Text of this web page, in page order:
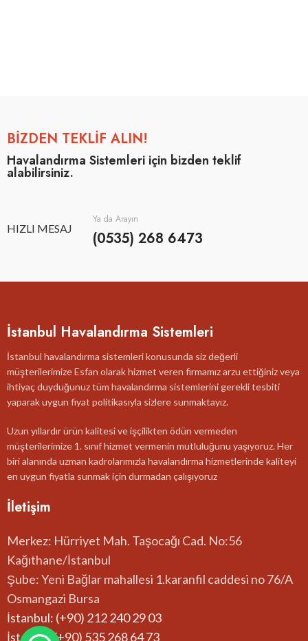
BİZDEN TEKLİF ALIN!
Havalandırma Sistemleri için bizden teklif
alabilirsiniz.
HIZLI MESAJ
Ya da Arayın
(0535) 268 6473
İstanbul Havalandırma Sistemleri
İstanbul havalandırma sistemleri konusunda siz değerli
müşterilerimize Esfan olarak hizmet veren firmamız arzu ettiğiniz veya
ihtiyaç duyduğunuz tüm havalandırma sistemlerini gerekli tesbiti
yaparak uygun fiyat politikasıyla sizlere sunmaktayız.
Uzun yıllardır ürün kalitesi ve işçilikten ödün vermeden
müşterilerimize 1. sınıf hizmet vermenin mutluluğunu yaşıyoruz. Her
biri alanında uzman kadrolarımızla havalandırma hizmetlerinde kaliteyi
en uygun fiyatla sunmak için durmadan çalışıyoruz
İletişim
Merkez: Hürriyet Mah. Taşocağı Cad. No:56
Kağıthane/İstanbul
Şube: Yeni Bağlar mahallesi 1.karanfil caddesi no 76/A
Osmangazi Bursa
İstanbul: (+90) 212 240 29 03
İstanbul:(+90) 535 268 64 73